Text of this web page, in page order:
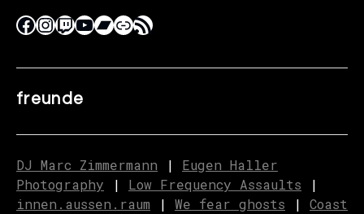
freunde
DJ Marc Zimmermann | Eugen Haller
Photography | Low Frequency Assaults |
innen.aussen.raum | We fear ghosts | Coast